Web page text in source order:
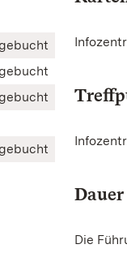
Dauer
Die